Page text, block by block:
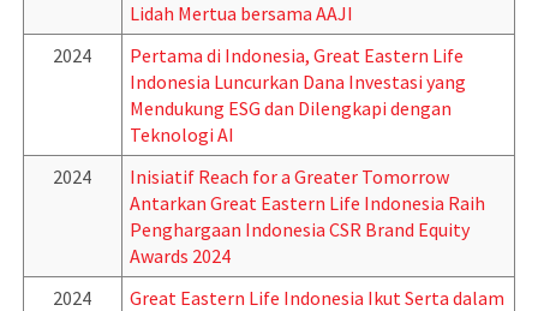
Lidah Mertua bersama AAJI
2024
Pertama di Indonesia, Great Eastern Life
Indonesia Luncurkan Dana Investasi yang
Mendukung ESG dan Dilengkapi dengan
Teknologi AI
2024
Inisiatif Reach for a Greater Tomorrow
Antarkan Great Eastern Life Indonesia Raih
Penghargaan Indonesia CSR Brand Equity
Awards 2024
2024
Great Eastern Life Indonesia Ikut Serta dalam